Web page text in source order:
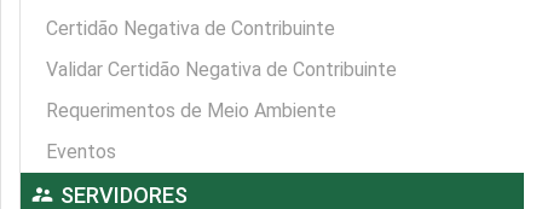
Certidão Negativa de Contribuinte
Validar Certidão Negativa de Contribuinte
Requerimentos de Meio Ambiente
Eventos
supervisor_account SERVIDORES